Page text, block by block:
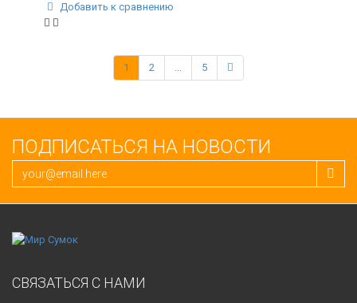
Добавить к сравнению
1 2 ... 5
ПОДПИСАТЬСЯ НА НОВОСТИ
СВЯЗАТЬСЯ С НАМИ